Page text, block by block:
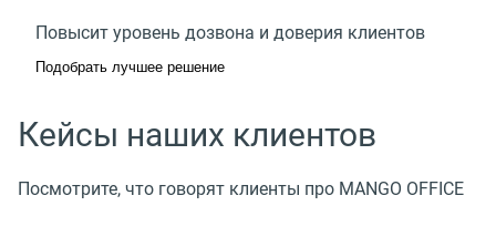
Повысит уровень дозвона и доверия клиентов
Подобрать лучшее решение
Кейсы наших клиентов
Посмотрите, что говорят клиенты про MANGO OFFICE